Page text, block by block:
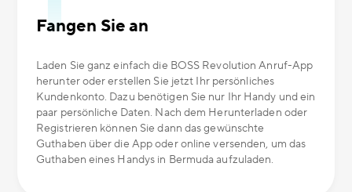
Fangen Sie an
Laden Sie ganz einfach die BOSS Revolution Anruf-App
herunter oder erstellen Sie jetzt Ihr persönliches
Kundenkonto. Dazu benötigen Sie nur Ihr Handy und ein
paar persönliche Daten. Nach dem Herunterladen oder
Registrieren können Sie dann das gewünschte
Guthaben über die App oder online versenden, um das
Guthaben eines Handys in Bermuda aufzuladen.